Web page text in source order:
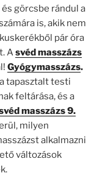
görcsbe rándul a
is, akik nem
pár óra
A svéd masszázs
Gyógymasszázs.
tapasztalt testi
feltárása, és a
masszázs 9.
milyen
alkalmazni
változások